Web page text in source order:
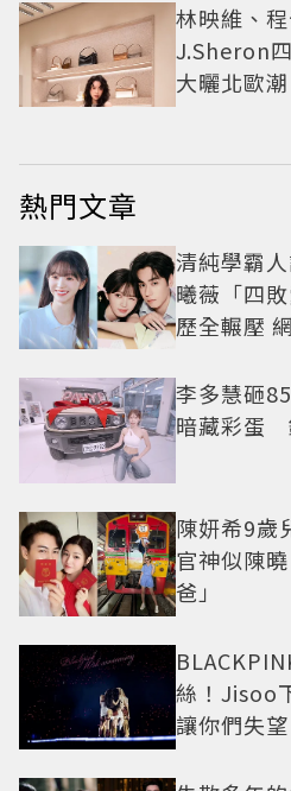
林映維、
J.Sheron
大曬北歐潮
熱門文章
清純學霸
曦薇「四
歷全輾壓
李多慧砸
暗藏彩蛋
陳妍希9歲
官神似陳
爸」
絲！Jisoo
讓你們失望